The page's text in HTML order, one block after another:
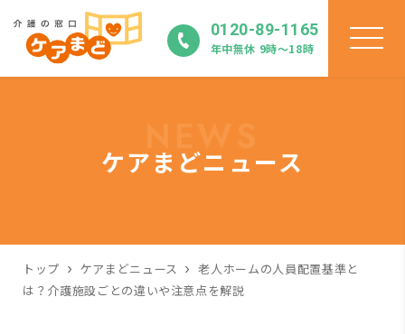
0120-89-1165
年中無休 9時〜18時
ケアまどニュース
トップ ケアまどニュース
老人ホームの人員配置基準と
は？介護施設ごとの違いや注意点を解説